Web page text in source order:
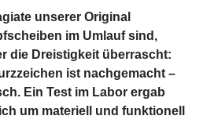
unserer Original
im Umlauf sind,
die Dreistigkeit überrascht:
ist nachgemacht ­–
Ein Test im Labor ergab
um materiell und funktionell